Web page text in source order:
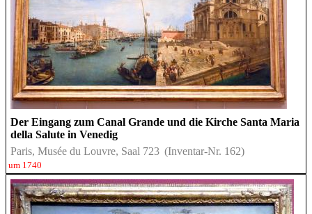
Der Eingang zum Canal Grande und die Kirche Santa Maria
della Salute in Venedig
Paris, Musée du Louvre, Saal 723 (Inventar-Nr. 162)
um 1740